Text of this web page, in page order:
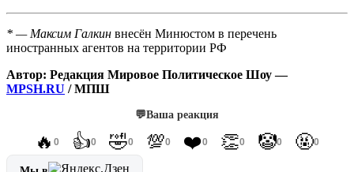
* — Максим Галкин внесён Минюстом в перечень
иностранных агентов на территории РФ
Автор: Редакция Мировое Политическое Шоу —
MPSH.RU / МПШ
💬Ваша реакция
🔥 0 👍0 🤣0 💯0 ❤️0 👏0 🤡0 🤬0